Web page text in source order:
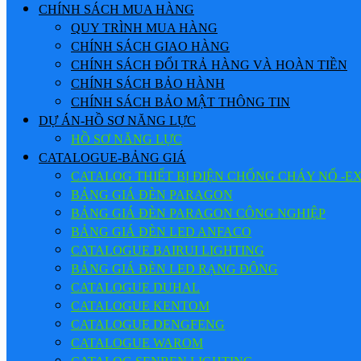
CHÍNH SÁCH MUA HÀNG
QUY TRÌNH MUA HÀNG
CHÍNH SÁCH GIAO HÀNG
CHÍNH SÁCH ĐỔI TRẢ HÀNG VÀ HOÀN TIỀN
CHÍNH SÁCH BẢO HÀNH
CHÍNH SÁCH BẢO MẬT THÔNG TIN
DỰ ÁN-HỒ SƠ NĂNG LỰC
HỒ SƠ NĂNG LỰC
CATALOGUE-BẢNG GIÁ
CATALOG THIẾT BỊ ĐIỆN CHỐNG CHÁY NỔ -
BẢNG GIÁ ĐÈN PARAGON
BẢNG GIÁ ĐÈN PARAGON CÔNG NGHIỆP
BẢNG GIÁ ĐÈN LED ANFACO
CATALOGUE BAIRUI LIGHTING
BẢNG GIÁ ĐÈN LED RẠNG ĐÔNG
CATALOGUE DUHAL
CATALOGUE KENTOM
CATALOGUE DENGFENG
CATALOGUE WAROM